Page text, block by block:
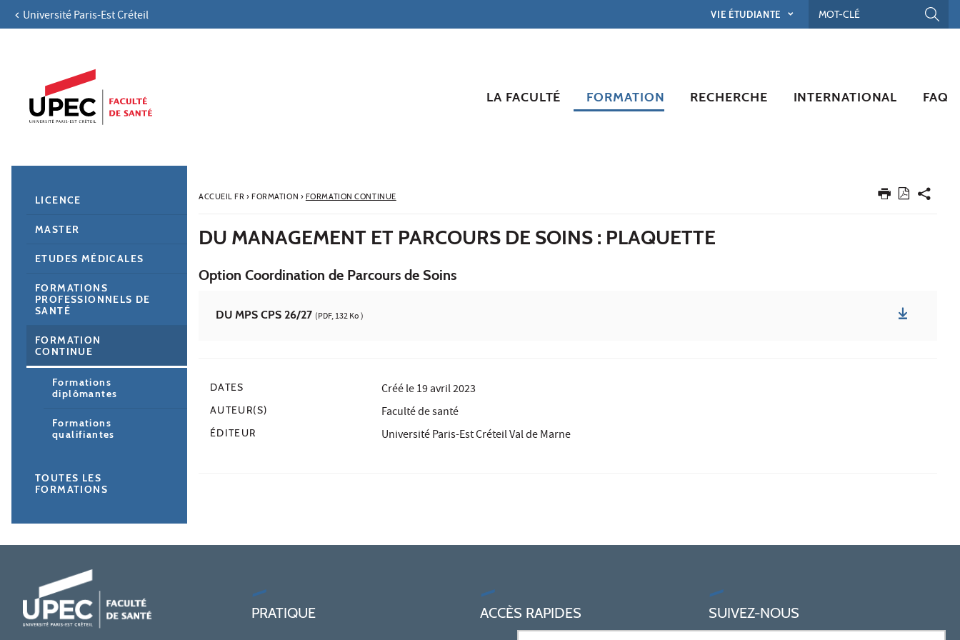
Aller au contenu
Navigation secondaire
Université Paris-Est Créteil VIE ÉTUDIANTE
LA FACULTÉ FORMATION RECHERCHE INTERNATIONAL FAQ
ACCUEIL FR› FORMATION › FORMATION CONTINUE
DU MANAGEMENT ET PARCOURS DE SOINS : PLAQUETTE
Option Coordination de Parcours de Soins
DU MPS CPS 26/27 (PDF, 132 Ko )
DATES Créé le19 avril 2023
AUTEUR(S) Faculté de santé
ÉDITEUR Université Paris-Est Créteil Val de Marne
LICENCE
MASTER
ETUDES MÉDICALES
FORMATIONS
PROFESSIONNELS DE
SANTÉ
FORMATION
CONTINUE
Formations
diplômantes
Formations
qualifiantes
TOUTES LES
FORMATIONS
PRATIQUE ACCÈS RAPIDES SUIVEZ-NOUS